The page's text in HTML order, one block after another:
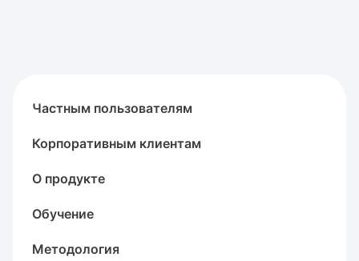
Частным пользователям
Корпоративным клиентам
О продукте
Обучение
Методология